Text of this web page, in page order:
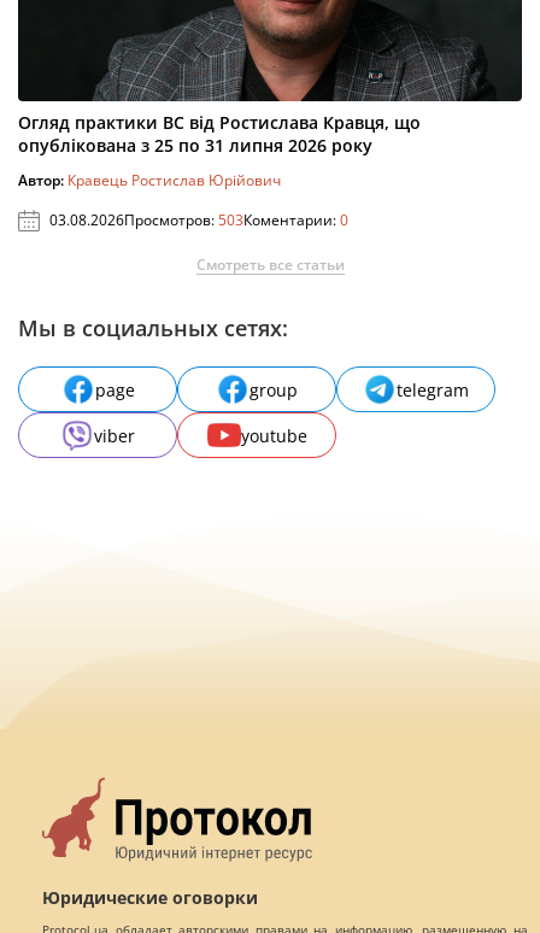
Огляд практики ВС від Ростислава Кравця, що
опублікована з 25 по 31 липня 2026 року
Автор: Кравець Ростислав Юрійович
03.08.2026Просмотров:503Коментарии:0
Смотреть все статьи
Мы в социальных сетях:
page group
telegram
viber
youtube
Юридические оговорки
Protocol.ua обладает авторскими правами на информацию, размещенную на